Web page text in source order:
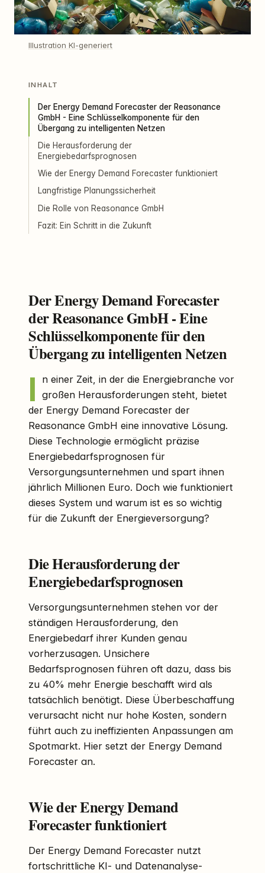
Illustration KI-generiert
INHALT
Der Energy Demand Forecaster der Reasonance
GmbH - Eine Schlüsselkomponente für den
Übergang zu intelligenten Netzen
Die Herausforderung der
Energiebedarfsprognosen
Wie der Energy Demand Forecaster funktioniert
Langfristige Planungssicherheit
Die Rolle von Reasonance GmbH
Fazit: Ein Schritt in die Zukunft
Der Energy Demand Forecaster
der Reasonance GmbH - Eine
Schlüsselkomponente für den
Übergang zu intelligenten Netzen
I
n einer Zeit, in der die Energiebranche vor
großen Herausforderungen steht, bietet
der Energy Demand Forecaster der
Reasonance GmbH eine innovative Lösung.
Diese Technologie ermöglicht präzise
Energiebedarfsprognosen für
Versorgungsunternehmen und spart ihnen
jährlich Millionen Euro. Doch wie funktioniert
dieses System und warum ist es so wichtig
für die Zukunft der Energieversorgung?
Die Herausforderung der
Energiebedarfsprognosen
Versorgungsunternehmen stehen vor der
ständigen Herausforderung, den
Energiebedarf ihrer Kunden genau
vorherzusagen. Unsichere
Bedarfsprognosen führen oft dazu, dass bis
zu 40% mehr Energie beschafft wird als
tatsächlich benötigt. Diese Überbeschaffung
verursacht nicht nur hohe Kosten, sondern
führt auch zu ineffizienten Anpassungen am
Spotmarkt. Hier setzt der Energy Demand
Forecaster an.
Wie der Energy Demand
Forecaster funktioniert
Der Energy Demand Forecaster nutzt
fortschrittliche KI- und Datenanalyse-